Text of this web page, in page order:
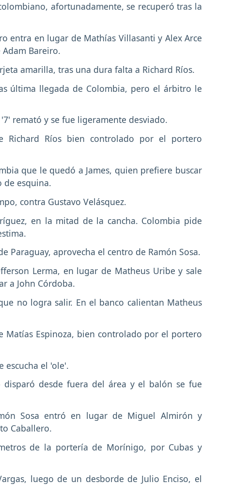
afortunadamente, se recuperó tras la
entra en lugar de Mathías Villasanti y Alex Arce
Bareiro.
amarilla, tras una dura falta a Richard Ríos.
última llegada de Colombia, pero el árbitro le
remató y se fue ligeramente desviado.
Richard Ríos bien controlado por el portero
que le quedó a James, quien prefiere buscar
de esquina.
contra Gustavo Velásquez.
en la mitad de la cancha. Colombia pide
Paraguay, aprovecha el centro de Ramón Sosa.
Lerma, en lugar de Matheus Uribe y sale
a John Córdoba.
no logra salir. En el banco calientan Matheus
Matías Espinoza, bien controlado por el portero
escucha el 'ole'.
disparó desde fuera del área y el balón se fue
Sosa entró en lugar de Miguel Almirón y
Caballero.
de la portería de Morínigo, por Cubas y
luego de un desborde de Julio Enciso, el